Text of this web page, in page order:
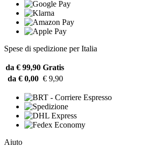
Spese di spedizione per Italia
da € 99,90 Gratis
da € 0,00 € 9,90
Aiuto